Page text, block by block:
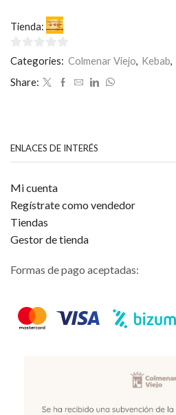
Tienda:
0
5
Categories: Colmenar Viejo Kebab
Share:
ENLACES DE INTERÉS
Mi cuenta
Regístrate como vendedor
Tiendas
Gestor de tienda
Formas de pago aceptadas: